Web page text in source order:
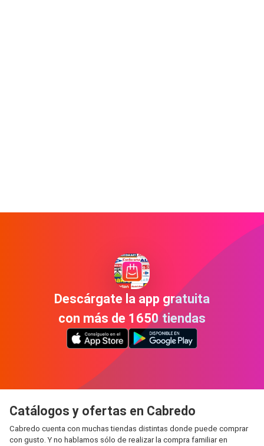
Descárgate la app gratuita
con más de 1650 tiendas
Catálogos y ofertas en Cabredo
Cabredo cuenta con muchas tiendas distintas donde puede comprar
con gusto. Y no hablamos sólo de realizar la compra familiar en